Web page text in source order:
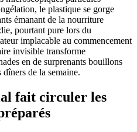
le plastique se gorge
émanant de la nourriture
pourtant pure lors du
implacable au commencement
invisible transforme
en de surprenants bouillons
dîners de la semaine.
fait circuler les